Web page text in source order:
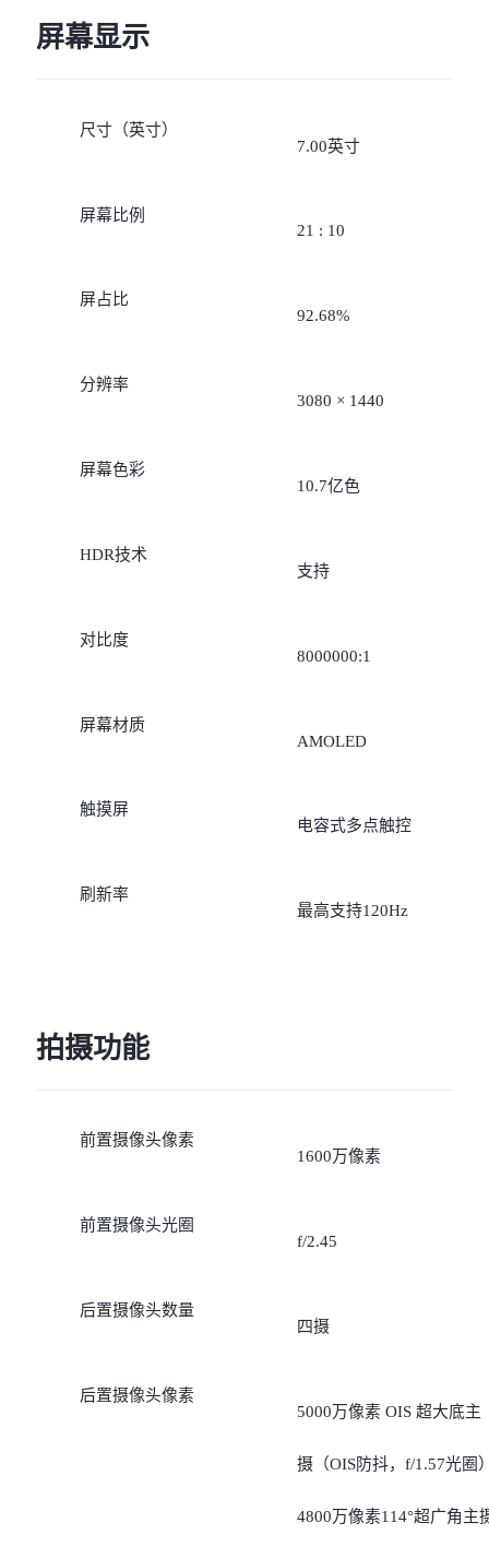
屏幕显示
尺寸（英寸）
7.00英寸
屏幕比例
21 : 10
屏占比
92.68%
分辨率
3080 × 1440
屏幕色彩
10.7亿色
HDR技术
支持
对比度
8000000:1
屏幕材质
AMOLED
触摸屏
电容式多点触控
刷新率
最高支持120Hz
拍摄功能
前置摄像头像素
1600万像素
前置摄像头光圈
f/2.45
后置摄像头数量
四摄
后置摄像头像素
5000万像素 OIS 超大底主
摄（OIS防抖，f/1.57光圈
4800万像素114°超广角主